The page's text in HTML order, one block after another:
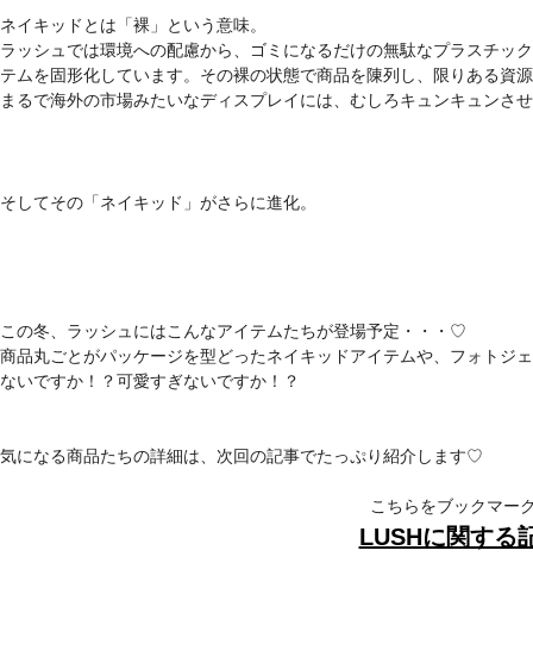
ネイキッドとは「裸」という意味。
ラッシュでは環境への配慮から、ゴミになるだけの無駄なプラスチッ
テムを固形化しています。その裸の状態で商品を陳列し、限りある資
まるで海外の市場みたいなディスプレイには、むしろキュンキュンさ
そしてその「ネイキッド」がさらに進化。
この冬、ラッシュにはこんなアイテムたちが登場予定・・・♡
商品丸ごとがパッケージを型どったネイキッドアイテムや、フォトジ
ないですか！？可愛すぎないですか！？
気になる商品たちの詳細は、次回の記事でたっぷり紹介します♡
こちらをブックマー
LUSHに関する